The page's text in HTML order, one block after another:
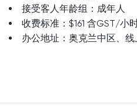
接受客人年龄组：成年人
收费标准：$161 含GST/小
办公地址：奥克兰中区、线